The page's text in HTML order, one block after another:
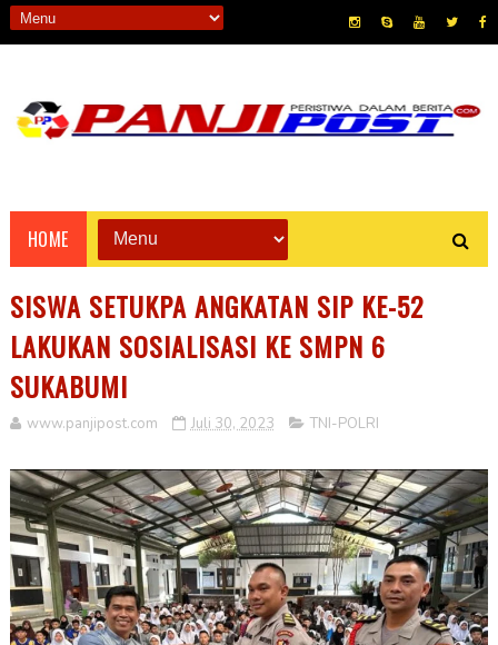
HOME
SISWA SETUKPA ANGKATAN SIP KE-52
LAKUKAN SOSIALISASI KE SMPN 6
SUKABUMI
www.panjipost.com Juli 30, 2023 TNI-POLRI